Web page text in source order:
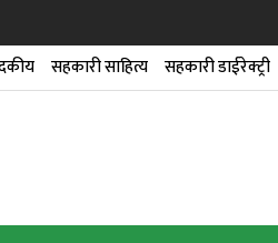
सहकारी साहित्य सहकारी डाईरेक्ट्री